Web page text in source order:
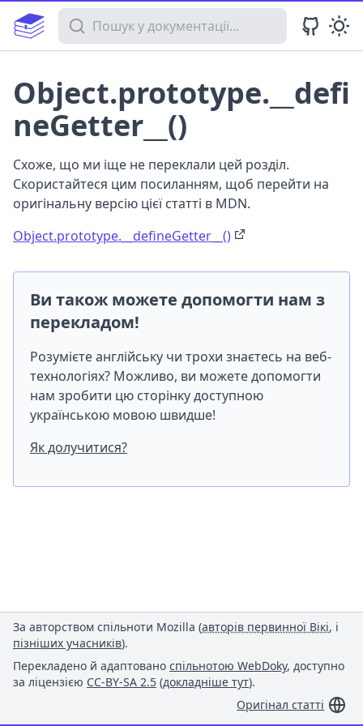
Пошук у документації
Object.prototype.__defi
neGetter__()
Схоже, що ми іще не переклали цей розділ.
Скористайтеся цим посиланням, щоб перейти на
оригінальну версію цієї статті в MDN.
Object.prototype.__defineGetter__()
Ви також можете допомогти нам з
перекладом!
Розумієте англійську чи трохи знаєтесь на веб-
технологіях? Можливо, ви можете допомогти
нам зробити цю сторінку доступною
українською мовою швидше!
Як долучитися?
За авторством спільноти Mozilla (авторів первинної Вікі, і
пізніших учасників).
Перекладено й адаптовано спільнотою WebDoky, доступно
за ліцензією CC-BY-SA 2.5 (докладніше тут).
Оригінал статті